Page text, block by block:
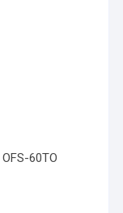
60TO